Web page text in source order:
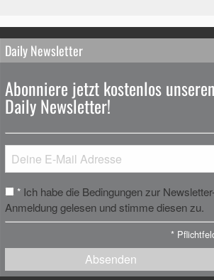
Daily Newsletter
Abonniere jetzt kostenlos unseren
Daily Newsletter!
* Ich habe die Bedingungen zur Newsletter-
Anmeldung gelesen und stimme diesen zu.
*
Absenden